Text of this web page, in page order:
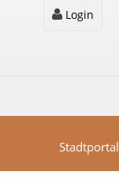
Login
Stadtportal